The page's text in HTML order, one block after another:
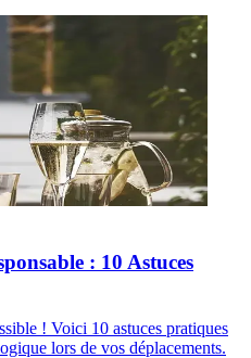
: 10 Astuces
! Voici 10 astuces pratiques
lors de vos déplacements.